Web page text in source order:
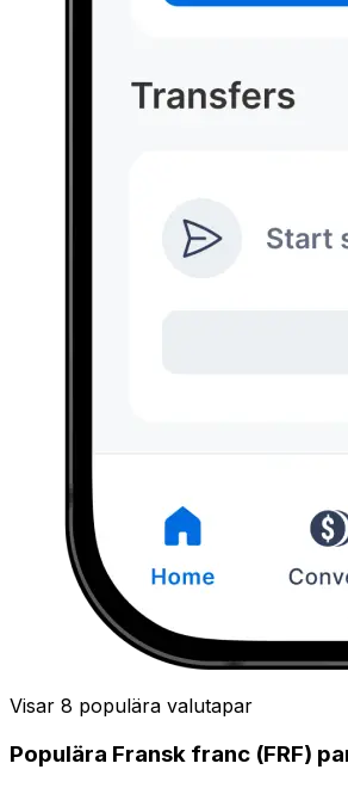
Visar 8 populära valutapar
Populära Fransk franc (FRF)